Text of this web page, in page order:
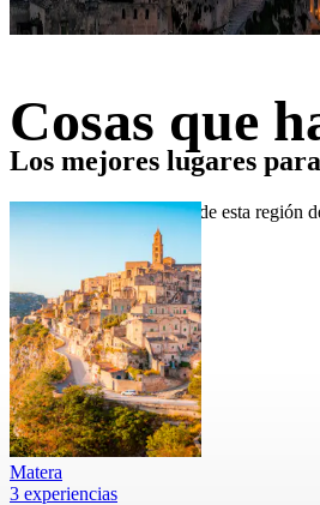
Cosas que
¡Descubre las maravillas de esta región
Los mejores lugares
Matera
3 experiencias